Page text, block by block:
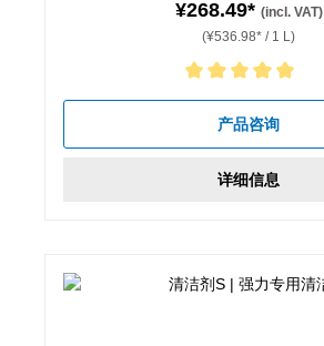
¥268.49* (incl. VAT)
(¥536.98* / 1 L)
Average rating of 5 out of 5 stars
产品咨询
详细信息